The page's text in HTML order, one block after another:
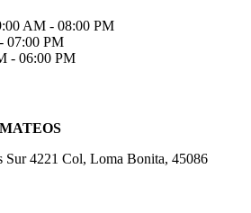
AM - 08:00 PM
07:00 PM
- 06:00 PM
Sur 4221 Col, Loma Bonita, 45086